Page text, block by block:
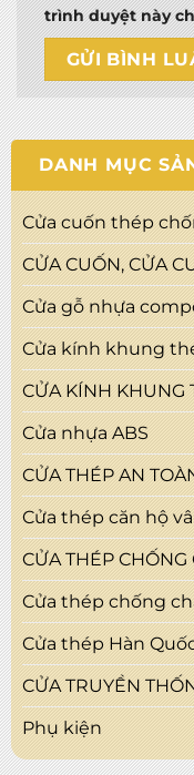
trình duyệt này
DANH MỤC
Cửa cuốn thép
CỬA CUỐN, CỬA
Cửa gỗ nhựa
Cửa kính khung
CỬA KÍNH KHUNG
Cửa nhựa ABS
CỬA THÉP AN
Cửa thép căn hộ
CỬA THÉP CHỐNG
Cửa thép chống
Cửa thép Hàn
CỬA TRUYỀN
Phụ kiện